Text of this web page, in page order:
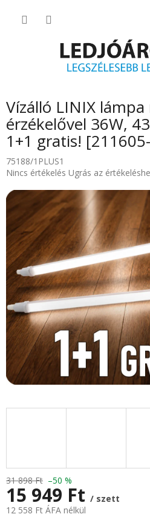
Vízálló LINIX
érzékelővel 36W,
1+1 gratis!
75188/1PLUS1
A
átlagos
értékelése
ből
0.0
csillag.
Nincs értékelés Ugrás az
31 898 Ft –50 %
15 949 Ft / szett
12 558 Ft ÁFA nélkül